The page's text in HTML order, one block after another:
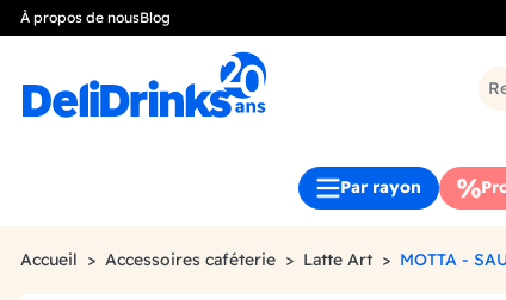
À propos de nousBlog
Par rayon
Accueil Accessoires caféterie Latte Art MOTTA -